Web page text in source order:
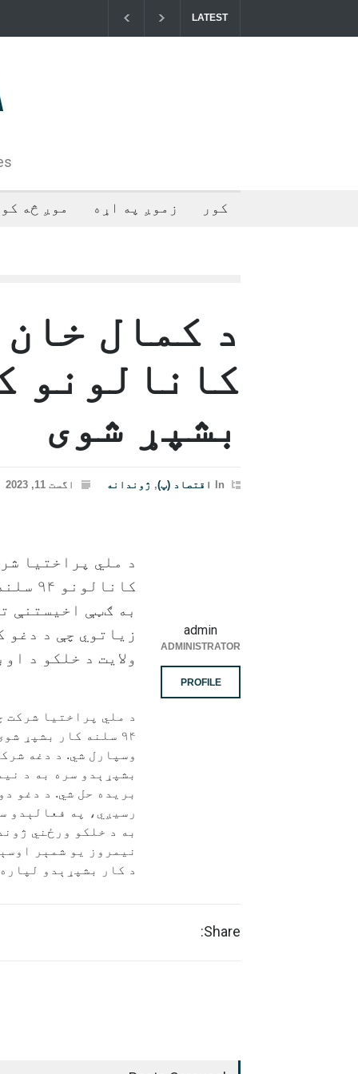
LATEST
کور زموږ په اړه موږ څه
د کمال
بشپړ شوی
In اقتصاد (پ), ژوندانه اگست 11, 2023
د ملي پراختیا
به ګټې اخیستنې
زیاتوي چې د دغو
ولایت د خلکو د
د ملي پراختیا شرکت
۹۴ سلنه کار بشپړ
وسپارل شي. د دغه
بشپړېدو سره به د
به د خلکو ورځني
نیمروز یو شمېر
د کار بشپړېدو
admin
ADMINISTRATOR
PROFILE
Share: